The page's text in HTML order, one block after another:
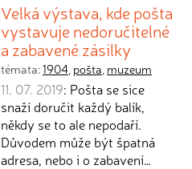
Velká výstava, kde pošta
vystavuje nedoručitelné
a zabavené zásilky
témata:1904, pošta, muzeum
11. 07. 2019: Pošta se sice
snaží doručit každý balík,
někdy se to ale nepodaří.
Důvodem může být špatná
adresa, nebo i o zabavení…